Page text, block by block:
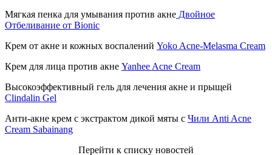
Мягкая пенка для умывания против акне Двойное
Отбеливание от Bionic
Крем от акне и кожных воспалений Yoko Acne-Melasma Cream
Крем для лица против акне Yanhee Acne Cream
Высокоэффективный гель для лечения акне и прыщей
Clindalin Gel
Анти-акне крем с экстрактом дикой мяты с Чили Anti Acne
Cream Sabainang
Перейти к списку новостей